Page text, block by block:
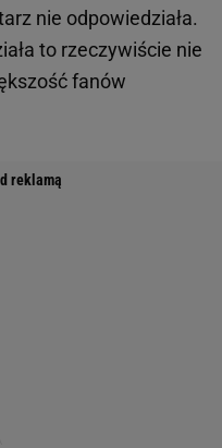
nie odpowiedziała.
to rzeczywiście nie
fanów